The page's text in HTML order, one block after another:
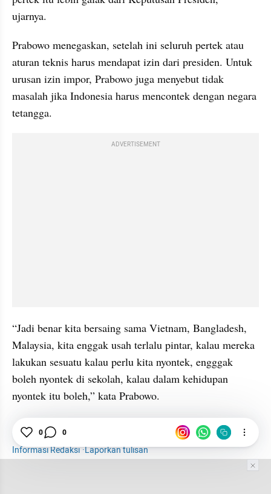
ujarnya.
Prabowo menegaskan, setelah ini seluruh pertek atau
aturan teknis harus mendapat izin dari presiden. Untuk
urusan izin impor, Prabowo juga menyebut tidak
masalah jika Indonesia harus mencontek dengan negara
tetangga.
ADVERTISEMENT
“Jadi benar kita bersaing sama Vietnam, Bangladesh,
Malaysia, kita enggak usah terlalu pintar, kalau mereka
lakukan sesuatu kalau perlu kita nyontek, engggak
boleh nyontek di sekolah, kalau dalam kehidupan
nyontek itu boleh,” kata Prabowo.
Prabowo
Makroekonomi
Informasi Redaksi·Laporkan tulisan
0 0